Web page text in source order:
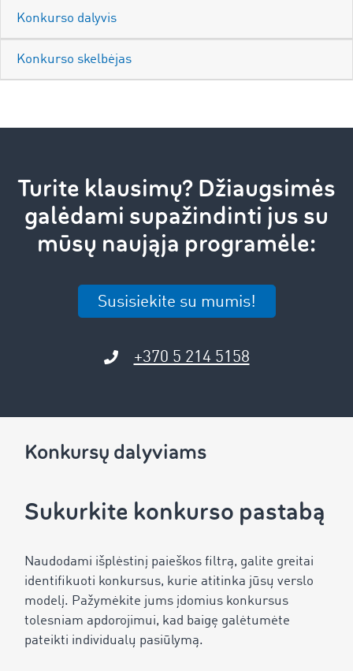
Konkurso dalyvis
Konkurso skelbėjas
Turite klausimų? Džiaugsimės
galėdami supažindinti jus su
mūsų naująja programėle:
Susisiekite su mumis!
+370 5 214 5158
Konkursų dalyviams
Sukurkite konkurso pastabą
Naudodami išplėstinį paieškos filtrą, galite greitai
identifikuoti konkursus, kurie atitinka jūsų verslo
modelį. Pažymėkite jums įdomius konkursus
tolesniam apdorojimui, kad baigę galėtumėte
pateikti individualų pasiūlymą.